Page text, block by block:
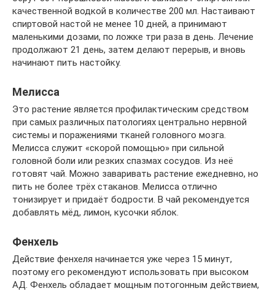
качественной водкой в количестве 200 мл. Настаивают
спиртовой настой не менее 10 дней, а принимают
маленькими дозами, по ложке три раза в день. Лечение
продолжают 21 день, затем делают перерыв, и вновь
начинают пить настойку.
Мелисса
Это растение является профилактическим средством
при самых различных патологиях центрально нервной
системы и поражениями тканей головного мозга.
Мелисса служит «скорой помощью» при сильной
головной боли или резких спазмах сосудов. Из неё
готовят чай. Можно заваривать растение ежедневно, но
пить не более трёх стаканов. Мелисса отлично
тонизирует и придаёт бодрости. В чай рекомендуется
добавлять мёд, лимон, кусочки яблок.
Фенхель
Действие фенхеля начинается уже через 15 минут,
поэтому его рекомендуют использовать при высоком
АД. Фенхель обладает мощным потогонным действием,